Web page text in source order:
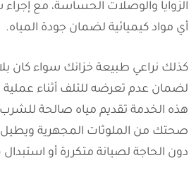
الزوايا والوصلات الحساسة، مع
أي مواد كيميائية لضمان جودة المياه.
كذلك نراعي طبيعة خزانك سواء كان
لضمان عدم تعرضه للتلف أثناء
هذه الخدمة تقديم مياه صالحة
صحتك من الملوثات المجهرية ويطيل
دون الحاجة لصيانة متكررة أو